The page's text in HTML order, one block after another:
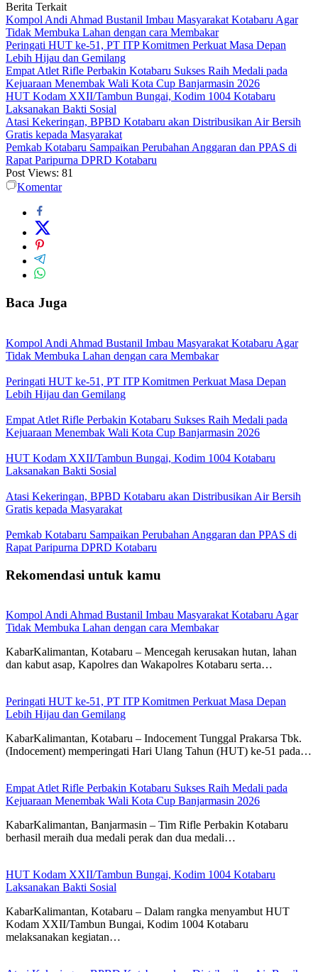
Berita Terkait
Kompol Andi Ahmad Bustanil Imbau Masyarakat Kotabaru Agar
Tidak Membuka Lahan dengan cara Membakar
Peringati HUT ke-51, PT ITP Komitmen Perkuat Masa Depan
Lebih Hijau dan Gemilang
Empat Atlet Rifle Perbakin Kotabaru Sukses Raih Medali pada
Kejuaraan Menembak Wali Kota Cup Banjarmasin 2026
HUT Kodam XXII/Tambun Bungai, Kodim 1004 Kotabaru
Laksanakan Bakti Sosial
Atasi Kekeringan, BPBD Kotabaru akan Distribusikan Air Bersih
Gratis kepada Masyarakat
Pemkab Kotabaru Sampaikan Perubahan Anggaran dan PPAS di
Rapat Paripurna DPRD Kotabaru
Post Views: 81
Komentar
Baca Juga
Kompol Andi Ahmad Bustanil Imbau Masyarakat Kotabaru Agar
Tidak Membuka Lahan dengan cara Membakar
Peringati HUT ke-51, PT ITP Komitmen Perkuat Masa Depan
Lebih Hijau dan Gemilang
Empat Atlet Rifle Perbakin Kotabaru Sukses Raih Medali pada
Kejuaraan Menembak Wali Kota Cup Banjarmasin 2026
HUT Kodam XXII/Tambun Bungai, Kodim 1004 Kotabaru
Laksanakan Bakti Sosial
Atasi Kekeringan, BPBD Kotabaru akan Distribusikan Air Bersih
Gratis kepada Masyarakat
Pemkab Kotabaru Sampaikan Perubahan Anggaran dan PPAS di
Rapat Paripurna DPRD Kotabaru
Rekomendasi untuk kamu
Kompol Andi Ahmad Bustanil Imbau Masyarakat Kotabaru Agar
Tidak Membuka Lahan dengan cara Membakar
KabarKalimantan, Kotabaru – Mencegah kerusakan hutan, lahan
dan kabut asap, Kapolres dan Wakapolres Kotabaru serta…
Peringati HUT ke-51, PT ITP Komitmen Perkuat Masa Depan
Lebih Hijau dan Gemilang
KabarKalimantan, Kotabaru – Indocement Tunggal Prakarsa Tbk.
(Indocement) memperingati Hari Ulang Tahun (HUT) ke-51 pada…
Empat Atlet Rifle Perbakin Kotabaru Sukses Raih Medali pada
Kejuaraan Menembak Wali Kota Cup Banjarmasin 2026
KabarKalimantan, Banjarmasin – Tim Rifle Perbakin Kotabaru
berhasil meraih dua medali perak dan dua medali…
HUT Kodam XXII/Tambun Bungai, Kodim 1004 Kotabaru
Laksanakan Bakti Sosial
KabarKalimantan, Kotabaru – Dalam rangka menyambut HUT
Kodam XXII/Tambun Bungai, Kodim 1004 Kotabaru
melaksanakan kegiatan…